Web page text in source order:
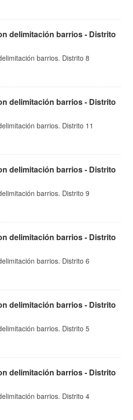
delimitación barrios - Distrito
barrios. Distrito 8
delimitación barrios - Distrito
barrios. Distrito 11
delimitación barrios - Distrito
barrios. Distrito 9
delimitación barrios - Distrito
barrios. Distrito 6
delimitación barrios - Distrito
barrios. Distrito 5
delimitación barrios - Distrito
barrios. Distrito 4